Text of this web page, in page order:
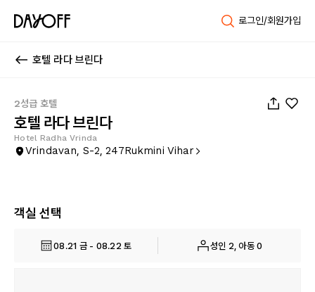
로그인/회원가입
호텔 라다 브린다
2성급 호텔
호텔 라다 브린다
Hotel Radha Vrinda
Vrindavan, S-2, 247Rukmini Vihar
객실 선택
08.21 금 - 08.22 토 성인 2, 아동 0